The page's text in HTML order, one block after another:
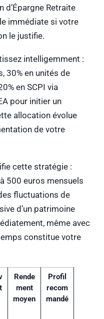
d’Épargne Retraite
immédiate si votre
le justifie.
intelligemment :
30% en unités de
en SCPI via
pour initier un
allocation évolue
de votre
cette stratégie :
500 euros mensuels
fluctuations de
d’un patrimoine
même avec
constitue votre
Rende
ment
moyen
Profil
recom
mandé